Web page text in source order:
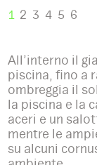
1 2 3 4 5 6
All’interno il
piscina, fino a
ombreggia il
la piscina e la
aceri e un
mentre le
su alcuni